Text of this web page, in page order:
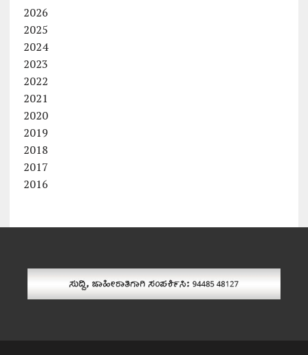
2026
2025
2024
2023
2022
2021
2020
2019
2018
2017
2016